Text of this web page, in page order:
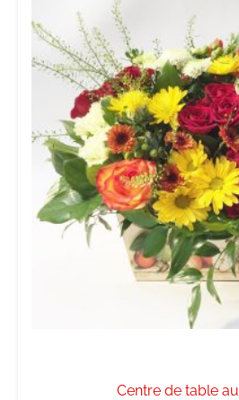
Centre de table